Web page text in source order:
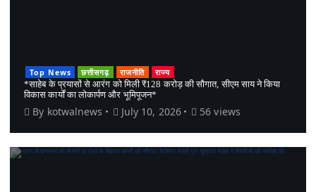
Top News छत्तीसगढ़ राजनीति
राज्य
*साहेब के प्रयासों से आरंग को मिली ₹128 करोड़ की सौगात, सीएम साय ने किया
विकास कार्यों का लोकार्पण और भूमिपूजन*
By kotwalnews July 10, 2026 56 views